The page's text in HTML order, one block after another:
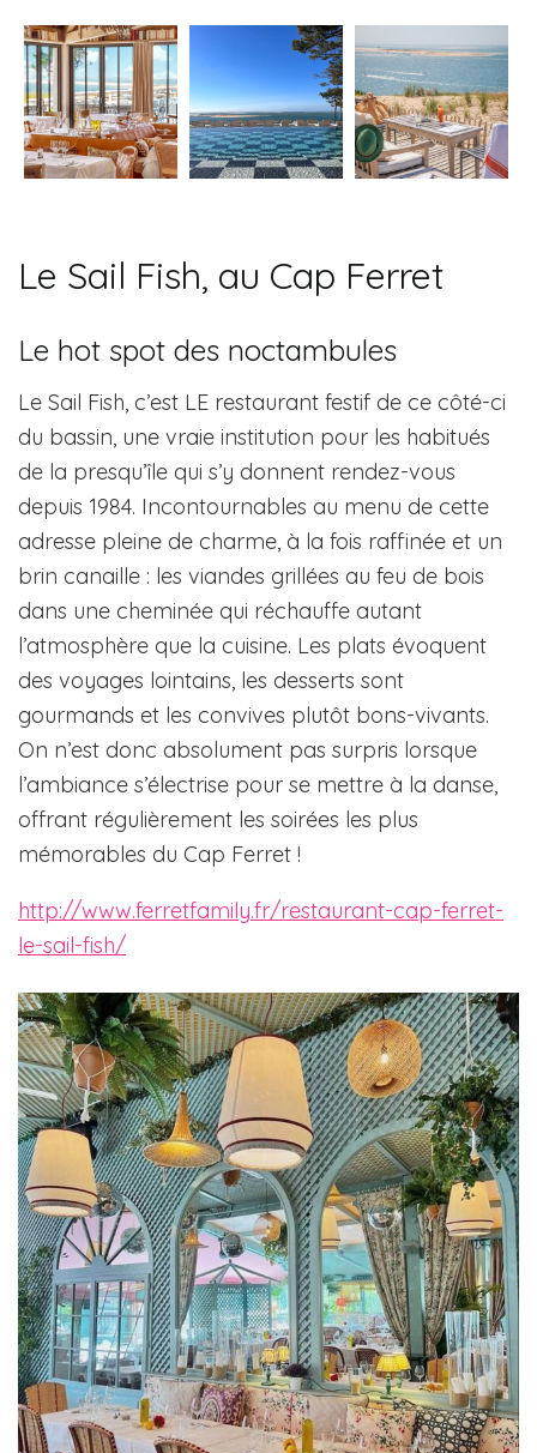
Le Sail Fish, au Cap Ferret
Le hot spot des noctambules
Le Sail Fish, c’est LE restaurant festif de ce côté-ci
du bassin, une vraie institution pour les habitués
de la presqu’île qui s’y donnent rendez-vous
depuis 1984. Incontournables au menu de cette
adresse pleine de charme, à la fois raffinée et un
brin canaille : les viandes grillées au feu de bois
dans une cheminée qui réchauffe autant
l’atmosphère que la cuisine. Les plats évoquent
des voyages lointains, les desserts sont
gourmands et les convives plutôt bons-vivants.
On n’est donc absolument pas surpris lorsque
l’ambiance s’électrise pour se mettre à la danse,
offrant régulièrement les soirées les plus
mémorables du Cap Ferret !
http://www.ferretfamily.fr/restaurant-cap-ferret-
le-sail-fish/